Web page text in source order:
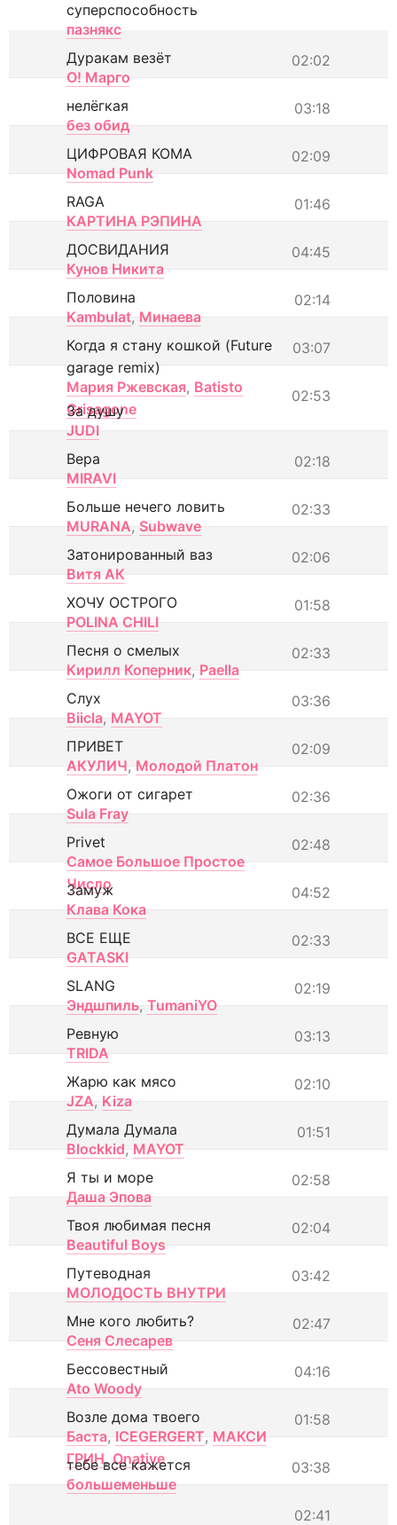
суперспособность
пазнякс
02:02
Дуракам везёт
О! Марго
03:18
нелёгкая
без обид
02:09
ЦИФРОВАЯ КОМА
Nomad Punk
01:46
RAGA
КАРТИНА РЭПИНА
04:45
ДОСВИДАНИЯ
Кунов Никита
02:14
Половина
Kambulat, Минаева
03:07
Когда я стану кошкой (Future
garage remix)
Мария Ржевская, Batisto
Grisagone
02:53
За душу
JUDI
02:18
Вера
MIRAVI
02:33
Больше нечего ловить
MURANA, Subwave
02:06
Затонированный ваз
Витя АК
01:58
ХОЧУ ОСТРОГО
POLINA CHILI
02:33
Песня о смелых
Кирилл Коперник, Paella
03:36
Слух
Biicla, MAYOT
02:09
ПРИВЕТ
АКУЛИЧ, Молодой Платон
02:36
Ожоги от сигарет
Sula Fray
02:48
Privet
Самое Большое Простое
Число
04:52
Замуж
Клава Кока
02:33
ВСЕ ЕЩЕ
GATASKI
02:19
SLANG
Эндшпиль, TumaniYO
03:13
Ревную
TRIDA
02:10
Жарю как мясо
JZA, Kiza
01:51
Думала Думала
Blockkid, MAYOT
02:58
Я ты и море
Даша Эпова
02:04
Твоя любимая песня
Beautiful Boys
03:42
Путеводная
МОЛОДОСТЬ ВНУТРИ
02:47
Мне кого любить?
Сеня Слесарев
04:16
Бессовестный
Ato Woody
01:58
Возле дома твоего
Баста, ICEGERGERT, МАКСИ
ГРИН, Onative 03:38
тебе все кажется
большеменьше
02:41